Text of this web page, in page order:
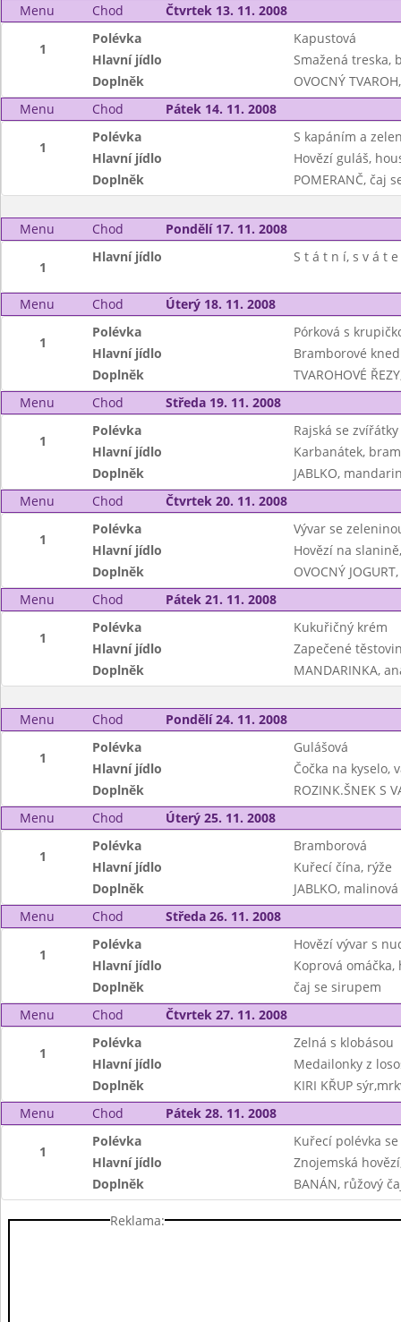
Menu
Chod Čtvrtek 13. 11. 2008
1
Polévka
Kapustová
Hlavní jídlo
Smažená treska,
Doplněk
OVOCNÝ
Menu
Chod Pátek 14. 11. 2008
1
Polévka
S kapáním a
Hlavní jídlo
Hovězí guláš,
Doplněk
POMERANČ, čaj
Menu Chod Pondělí 17. 11. 2008
1
Hlavní jídlo S t á t n í, s v á t e
Menu Chod Úterý 18. 11. 2008
1
Polévka
Pórková s
Hlavní jídlo
Bramborové
Doplněk
TVAROHOVÉ
Menu
Chod Středa 19. 11. 2008
1
Polévka
Rajská se zvířátky
Hlavní jídlo
Karbanátek,
Doplněk
JABLKO,
Menu
Chod Čtvrtek 20. 11. 2008
1
Polévka
Vývar se
Hlavní jídlo
Hovězí na
Doplněk
OVOCNÝ
Menu
Chod Pátek 21. 11. 2008
1
Polévka
Kukuřičný krém
Hlavní jídlo
Zapečené
Doplněk
MANDARINKA,
Menu Chod Pondělí 24. 11. 2008
1
Polévka
Gulášová
Hlavní jídlo
Čočka na kyselo,
Doplněk
ROZINK.ŠNEK S
Menu
Chod Úterý 25. 11. 2008
1
Polévka
Bramborová
Hlavní jídlo
Kuřecí čína, rýže
Doplněk
JABLKO,
Menu
Chod Středa 26. 11. 2008
1
Polévka
Hovězí vývar s
Hlavní jídlo
Koprová
Doplněk
čaj se sirupem
Menu
Chod Čtvrtek 27. 11. 2008
1
Polévka
Zelná s klobásou
Hlavní jídlo
Medailonky z
Doplněk
KIRI KŘUP
Menu
Chod Pátek 28. 11. 2008
1
Polévka
Kuřecí polévka
Hlavní jídlo
Znojemská
Doplněk
BANÁN, růžový
Reklama: